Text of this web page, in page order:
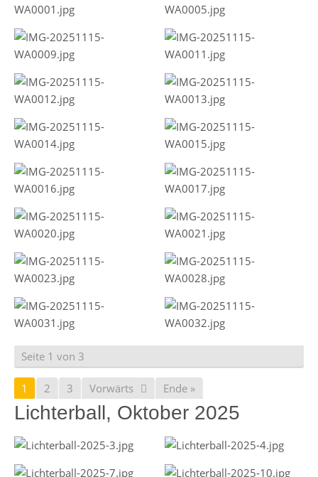
Seite 1 von 3
1 2 3 Vorwärts Ende »
Lichterball, Oktober 2025